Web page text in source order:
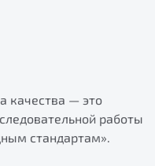
качества — это
работы
стандартам».